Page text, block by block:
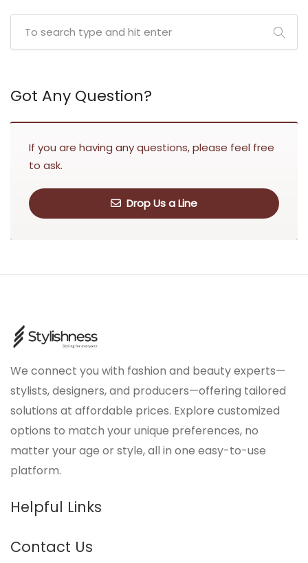
Got Any Question?
If you are having any questions, please feel free
to ask.
Drop Us a Line
We connect you with fashion and beauty experts—
stylists, designers, and producers—offering tailored
solutions at affordable prices. Explore customized
options to match your unique preferences, no
matter your age or style, all in one easy-to-use
platform.
Helpful Links
Contact Us